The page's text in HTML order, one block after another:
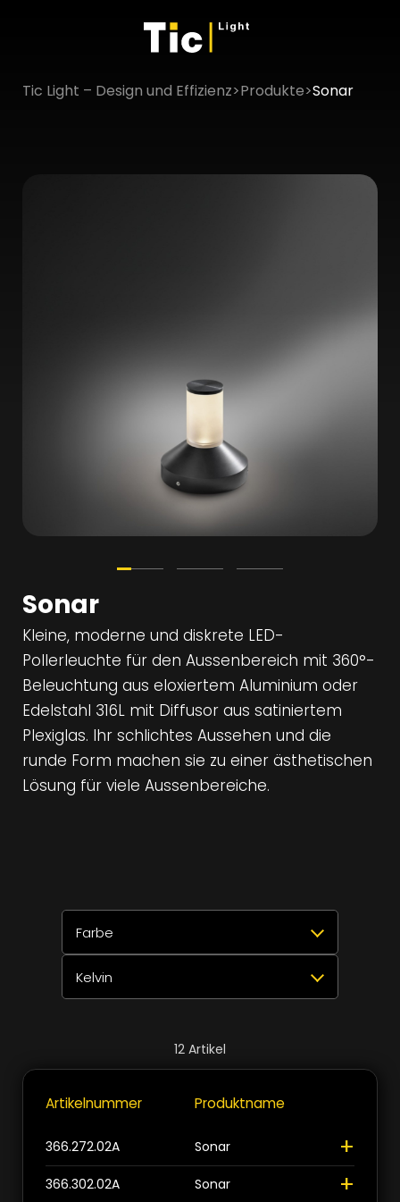
Tic Light – Design und Effizienz>Produkte>Sonar
Sonar
Kleine, moderne und diskrete LED-
Pollerleuchte für den Aussenbereich mit 360°-
Beleuchtung aus eloxiertem Aluminium oder
Edelstahl 316L mit Diffusor aus satiniertem
Plexiglas. Ihr schlichtes Aussehen und die
runde Form machen sie zu einer ästhetischen
Lösung für viele Aussenbereiche.
Farbe
Alle auswählen ✕
Bronze eloxiert 3
Gebürsteter Edelstahl 316L
Kelvin
2700K 4
3000K
12 Artikel
Artikelnummer Produktname
366.272.02A Sonar +
366.302.02A Sonar +